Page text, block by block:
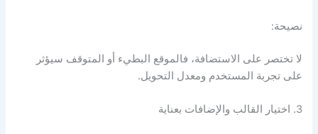
نصيحة:
لا تختصر على الاستضافة، فالموقع البطيء أو المتوقف سيؤثر
على تجربة المستخدم ومعدل التحويل.
3. اختيار القالب والإضافات بعناية